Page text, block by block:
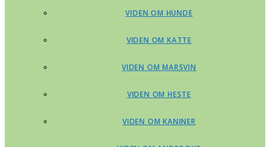
VIDEN OM HUNDE
VIDEN OM KATTE
VIDEN OM MARSVIN
VIDEN OM HESTE
VIDEN OM KANINER